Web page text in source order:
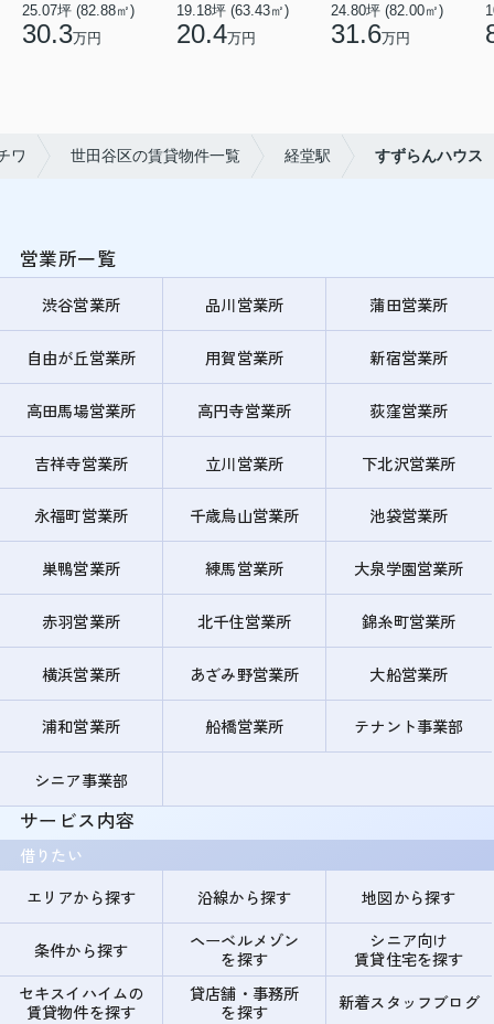
25.07坪 (82.88㎡)
30.3万円
19.18坪 (63.43㎡)
20.4万円
24.80坪 (82.00㎡)
31.6万円
ワ 世田谷区の賃貸物件一覧 経堂駅 すずらんハウス
営業所一覧
渋谷営業所 品川営業所 蒲田営業所
自由が丘営業所 用賀営業所 新宿営業所
高田馬場営業所 高円寺営業所 荻窪営業所
吉祥寺営業所 立川営業所 下北沢営業所
永福町営業所 千歳烏山営業所 池袋営業所
巣鴨営業所 練馬営業所 大泉学園営業所
赤羽営業所 北千住営業所 錦糸町営業所
横浜営業所 あざみ野営業所 大船営業所
浦和営業所 船橋営業所 テナント事業部
シニア事業部
サービス内容
借りたい
エリアから探す
沿線から探す 地図から探す
条件から探す
ヘーベルメゾン
を探す
シニア向け
賃貸住宅を探す
セキスイハイムの
賃貸物件を探す
貸店舗・事務所
を探す
新着スタッフブログ